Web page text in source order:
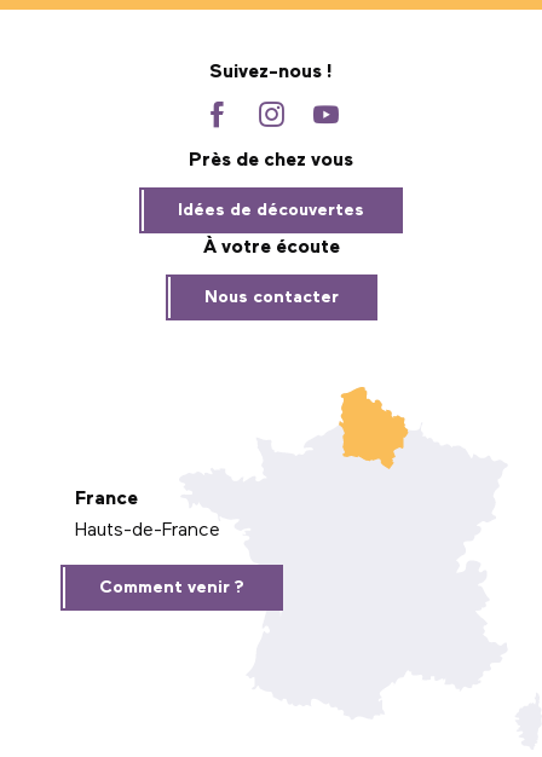
Suivez-nous !
Près de chez vous
Idées de découvertes
À votre écoute
Nous contacter
France
Hauts-de-France
Comment venir ?